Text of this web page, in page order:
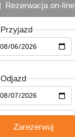
Rezerwacja on-line
Przyjazd
Odjazd